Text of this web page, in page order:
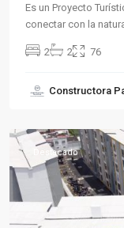
Es un Proyecto
conectar con la
2 2 76
Constructora
Oriente,
Destacado